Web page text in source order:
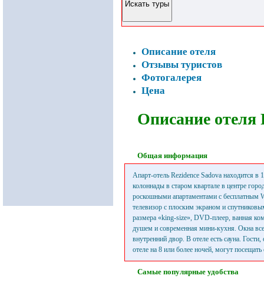
Описание отеля
Отзывы туристов
Фотогалерея
Цена
Описание
Общая информация
Апарт-отель Rezidence Sadova находится в
колоннады в старом квартале в центре
роскошными апартаментами с бесплатным
телевизор с плоским экраном и
размера «king-size», DVD-плеер, ванная
душем и современная мини-кухня. Окна
внутренний двор. В отеле есть сауна.
отеле на 8 или более ночей, могут посещать
Самые популярные удобства